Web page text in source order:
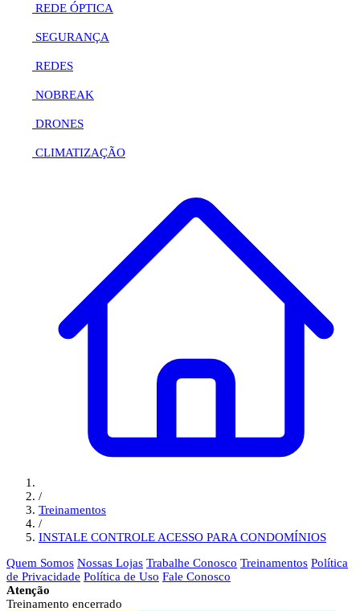
REDE ÓPTICA
SEGURANÇA
REDES
NOBREAK
DRONES
CLIMATIZAÇÃO
/
Treinamentos
/
INSTALE CONTROLE ACESSO PARA CONDOMÍNIOS
Quem Somos Nossas Lojas Trabalhe Conosco Treinamentos Política
de Privacidade Política de Uso Fale Conosco
Atenção
Treinamento encerrado